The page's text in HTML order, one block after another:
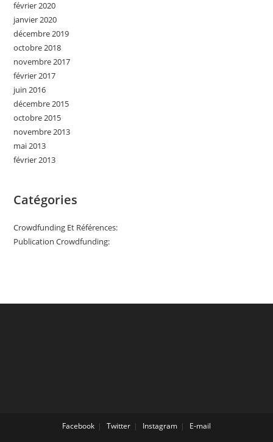
février 2020
janvier 2020
décembre 2019
octobre 2018
novembre 2017
février 2017
juin 2016
décembre 2015
octobre 2015
novembre 2013
mai 2013
février 2013
Catégories
Crowdfunding Et Références:
Publication Crowdfunding:
Facebook Twitter Instagram E-mail